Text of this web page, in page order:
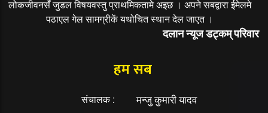
लोकजीवनसँ जुडल विषयवस्तु प्राथमिकतामे अइछ । अपने सबद्वारा ईमेलमे
पठाएल गेल सामग्रीकें यथोचित स्थान देल जाएत ।
दलान न्यूज डट्कम् परिवार
हम सब
संचालक : मन्जु कुमारी यादव